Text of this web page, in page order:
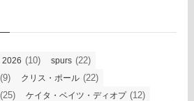
2026 (10) spurs (22)
(9) クリス・ポール (22)
(25) ケイタ・ベイツ・ディオプ(12)